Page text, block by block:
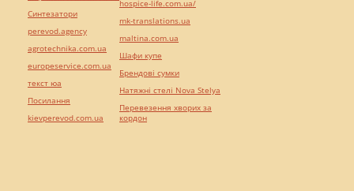
Синтезатори
perevod.agency
agrotechnika.com.ua
europeservice.com.ua
текст юа
Посилання
kievperevod.com.ua
hospice-life.com.ua/
mk-translations.ua
maltina.com.ua
Шафи купе
Брендові сумки
Натяжні стелі Nova Stelya
Перевезення хворих за
кордон